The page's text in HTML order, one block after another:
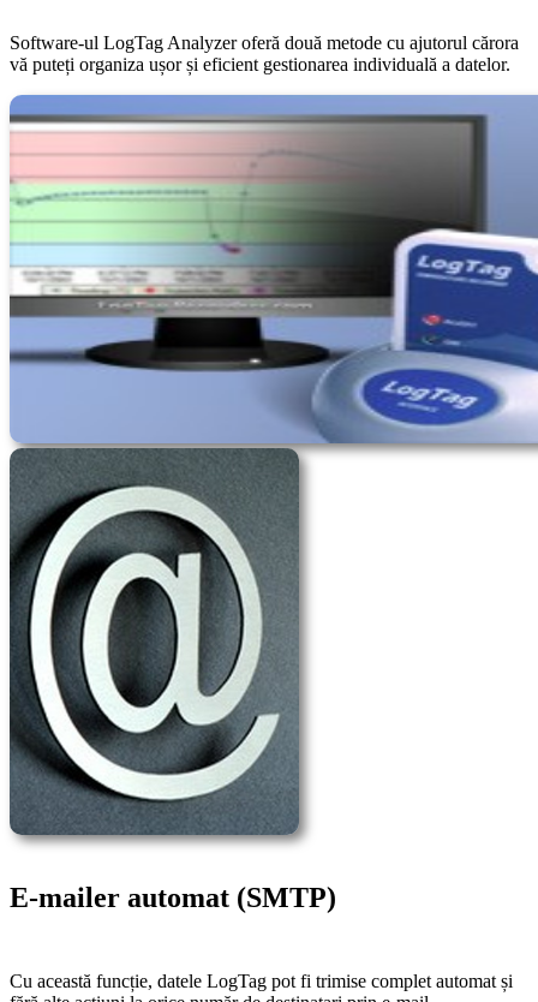
Software-ul LogTag Analyzer oferă două metode cu ajutorul cărora
vă puteți organiza ușor și eficient gestionarea individuală a datelor.
E-mailer automat (SMTP)
Cu această funcție, datele LogTag pot fi trimise complet automat și